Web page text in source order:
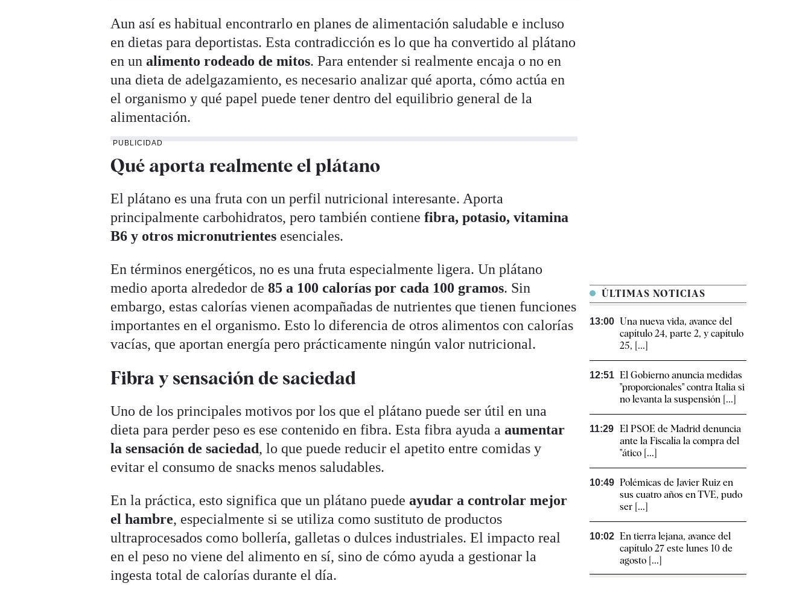
Aun así es habitual encontrarlo en planes de alimentación saludable e incluso
en dietas para deportistas. Esta contradicción es lo que ha convertido al plátano
en unalimento rodeado de mitos. Para entender si realmente encaja o no en
una dieta de adelgazamiento, es necesario analizar qué aporta, cómo actúa en
el organismo y qué papel puede tener dentro del equilibrio general de la
alimentación.
PUBLICIDAD
Qué aporta realmente el plátano
El plátano es una fruta con un perfil nutricional interesante. Aporta
principalmente carbohidratos, pero también contienefibra, potasio, vitamina
B6 y otros micronutrientes esenciales.
En términos energéticos, no es una fruta especialmente ligera. Un plátano
medio aporta alrededor de85 a 100 calorías por cada 100 gramos. Sin
embargo, estas calorías vienen acompañadas de nutrientes que tienen funciones
importantes en el organismo. Esto lo diferencia de otros alimentos con calorías
vacías, que aportan energía pero prácticamente ningún valor nutricional.
Fibra y sensación de saciedad
Uno de los principales motivos por los que el plátano puede ser útil en una
dieta para perder peso es ese contenido en fibra. Esta fibra ayuda aaumentar
la sensación de saciedad, lo que puede reducir el apetito entre comidas y
evitar el consumo de snacks menos saludables.
En la práctica, esto significa que un plátano puedeayudar a controlar mejor
el hambre, especialmente si se utiliza como sustituto de productos
ultraprocesados como bollería, galletas o dulces industriales. El impacto real
en el peso no viene del alimento en sí, sino de cómo ayuda a gestionar la
ingesta total de calorías durante el día.
ÚLTIMAS NOTICIAS
13:00 Una nueva vida, avance del
capítulo 24, parte 2, y capítulo
25, [...]
12:51 El Gobierno anuncia medidas
"proporcionales" contra Italia si
no levanta la suspensión [...]
11:29 El PSOE de Madrid denuncia
ante la Fiscalía la compra del
"ático [...]
10:49 Polémicas de Javier Ruiz en
sus cuatro años en TVE, pudo
ser [...]
10:02 En tierra lejana, avance del
capítulo 27 este lunes 10 de
agosto [...]